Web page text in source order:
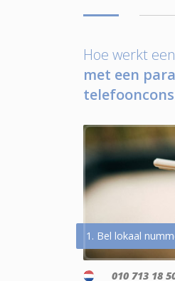
Hoe werkt een
met een
1. Bel lokaal
010 713 18